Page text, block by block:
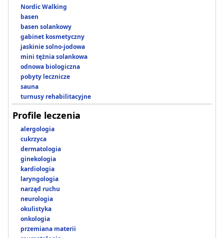
Nordic Walking
basen
basen solankowy
gabinet kosmetyczny
jaskinie solno-jodowa
mini tężnia solankowa
odnowa biologiczna
pobyty lecznicze
sauna
turnusy rehabilitacyjne
Profile leczenia
alergologia
cukrzyca
dermatologia
ginekologia
kardiologia
laryngologia
narząd ruchu
neurologia
okulistyka
onkologia
przemiana materii